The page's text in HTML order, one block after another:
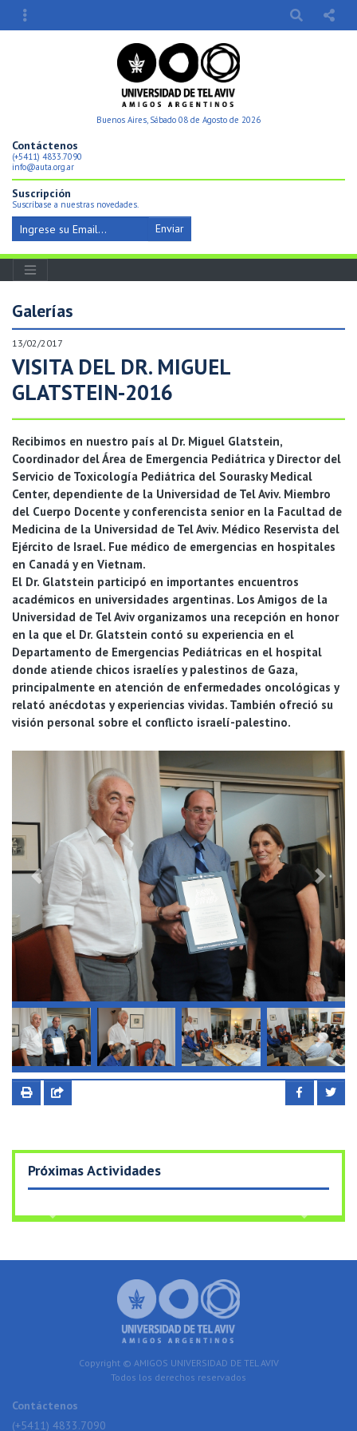
Buenos Aires, Sábado 08 de Agosto de 2026
Contáctenos
(+5411) 4833.7090
info@auta.org.ar
Suscripción
Suscríbase a nuestras novedades.
Enviar
Galerí­as
13/02/2017
VISITA DEL DR. MIGUEL
GLATSTEIN-2016
Recibimos en nuestro país al Dr. Miguel Glatstein,
Coordinador del Área de Emergencia Pediátrica y Director del
Servicio de Toxicología Pediátrica del Sourasky Medical
Center, dependiente de la Universidad de Tel Aviv. Miembro
del Cuerpo Docente y conferencista senior en la Facultad de
Medicina de la Universidad de Tel Aviv. Médico Reservista del
Ejército de Israel. Fue médico de emergencias en hospitales
en Canadá y en Vietnam.
El Dr. Glatstein participó en importantes encuentros
académicos en universidades argentinas. Los Amigos de la
Universidad de Tel Aviv organizamos una recepción en honor
en la que el Dr. Glatstein contó su experiencia en el
Departamento de Emergencias Pediátricas en el hospital
donde atiende chicos israelíes y palestinos de Gaza,
principalmente en atención de enfermedades oncológicas y
relató anécdotas y experiencias vividas. También ofreció su
visión personal sobre el conflicto israelí-palestino.
Previous Next
Previous Next
Próximas Actividades
Previous Next
Contáctenos
(+5411) 4833.7090
Copyright © AMIGOS UNIVERSIDAD DE TEL AVIV
Todos los derechos reservados